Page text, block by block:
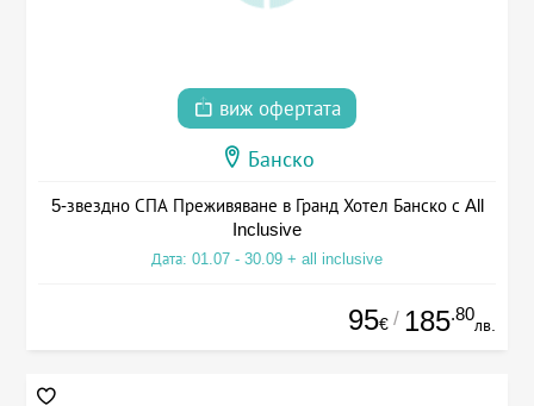
виж офертата
Банско
5-звездно СПА Преживяване в Гранд Хотел Банско с All
Inclusive
Дата: 01.07 - 30.09 + all inclusive
95€ / 185.80
лв.